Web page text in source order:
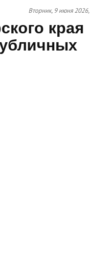
Вторник, 9 июня 2026,
края